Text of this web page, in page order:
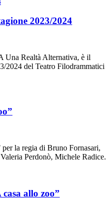
2023/2024
Una Realtà Alternativa, è il
2024 del Teatro Filodrammatici
la regia di Bruno Fornasari,
Perdonò, Michele Radice.
allo zoo”